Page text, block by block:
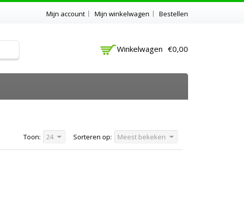
Mijn account Mijn winkelwagen Bestellen
Winkelwagen €0,00
Sorteren op: Meest bekeken
Toon: 24